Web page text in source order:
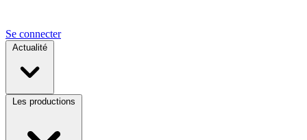
Se connecter
Actualité
Les productions